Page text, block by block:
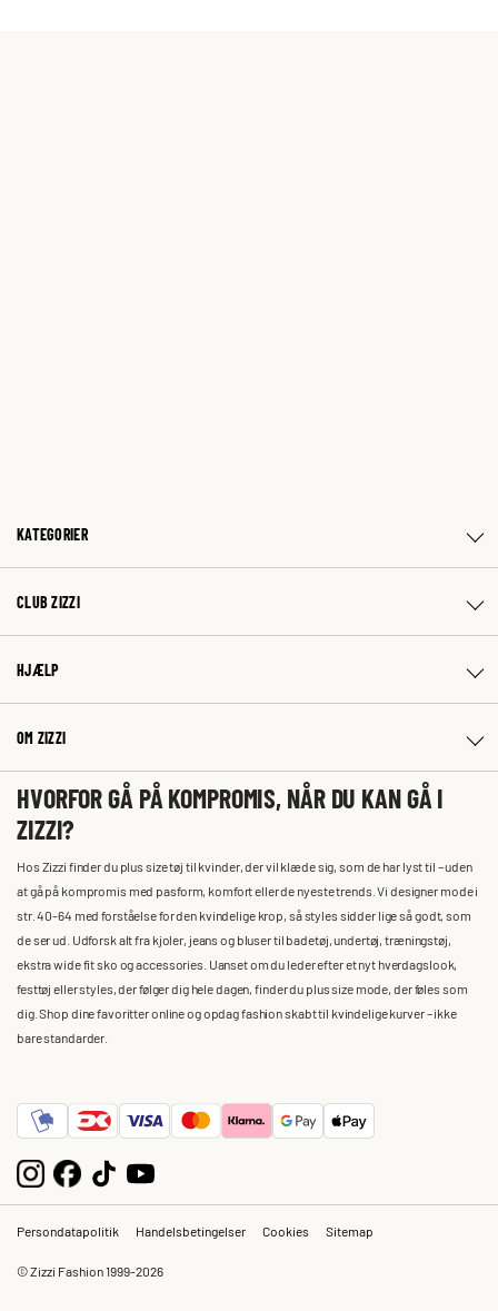
KATEGORIER
CLUB ZIZZI
HJÆLP
OM ZIZZI
HVORFOR GÅ PÅ KOMPROMIS, NÅR DU KAN GÅ I
ZIZZI?
Hos Zizzi finder du plus size tøj til kvinder, der vil klæde sig, som de har lyst til – uden
at gå på kompromis med pasform, komfort eller de nyeste trends. Vi designer mode i
str. 40-64 med forståelse for den kvindelige krop, så styles sidder lige så godt, som
de ser ud. Udforsk alt fra kjoler, jeans og bluser til badetøj, undertøj, træningstøj,
ekstra wide fit sko og accessories. Uanset om du leder efter et nyt hverdagslook,
festtøj eller styles, der følger dig hele dagen, finder du plus size mode, der føles som
dig. Shop dine favoritter online og opdag fashion skabt til kvindelige kurver – ikke
bare standarder.
Persondatapolitik Handelsbetingelser Cookies Sitemap
© Zizzi Fashion 1999-2026